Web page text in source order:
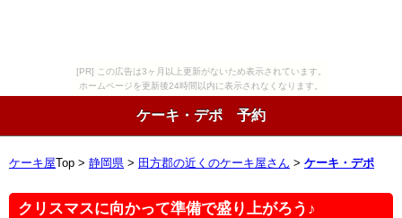
[PR] この広告は3ヶ月以上更新がないため表示されています。
ホームページを更新後24時間以内に表示されなくなります。
ケーキ・デポ 予約
ケーキ屋 Top > 静岡県 > 田方郡の近くのケーキ屋さん > ケーキ・デポ
クリスマスに向かって準備で盛り上がろう♪